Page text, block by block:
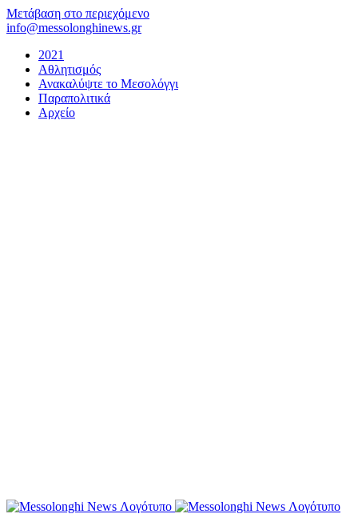
Μετάβαση στο περιεχόμενο
info@messolonghinews.gr
2021
Αθλητισμός
Ανακαλύψτε το Μεσολόγγι
Παραπολιτικά
Αρχείο